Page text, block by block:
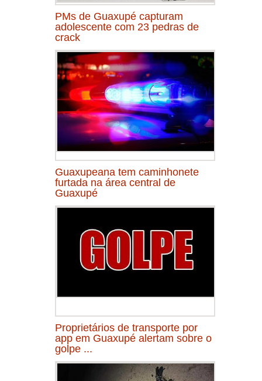
PMs de Guaxupé capturam
adolescente com 23 pedras de
crack
Guaxupeana tem caminhonete
furtada na área central de
Guaxupé
Proprietários de transporte por
app em Guaxupé alertam sobre o
golpe ...